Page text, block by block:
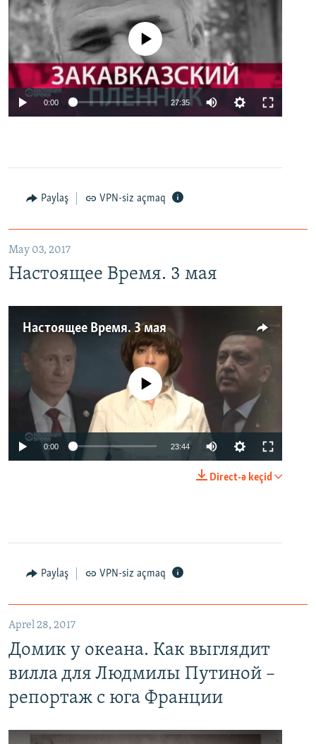
No media source currently available
0:00 27:35
Paylaş VPN-siz açmaq
May 03, 2017
Настоящее Время. 3 мая
Настоящее Время. 3 мая
No media source currently available
0:00 23:44
Direct-ə keçid
Paylaş VPN-siz açmaq
Aprel 28, 2017
Домик у океана. Как выглядит
вилла для Людмилы Путиной –
репортаж с юга Франции